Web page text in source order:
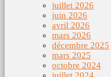
juillet 2026
juin 2026
avril 2026
mars 2026
décembre 2025
mars 2025
octobre 2024